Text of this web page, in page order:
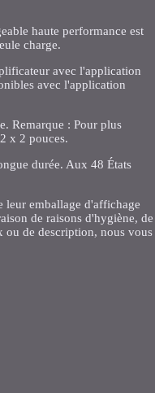
haute performance est
charge.
avec l'application
avec l'application
Remarque : Pour plus
x 2 pouces.
durée. Aux 48 États
leur emballage d'affichage
de raisons d'hygiène, de
ou de description, nous vous